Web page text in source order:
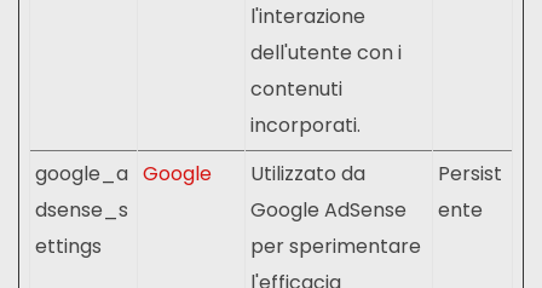
l'interazione
dell'utente con i
contenuti
incorporati.
google_a
dsense_s
ettings
Google
Utilizzato da
Google AdSense
per sperimentare
l'efficacia
Persist
ente